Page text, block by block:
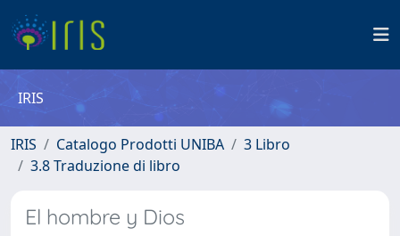
IRIS
IRIS Catalogo Prodotti UNIBA
3 Libro
3.8 Traduzione di libro
El hombre y Dios